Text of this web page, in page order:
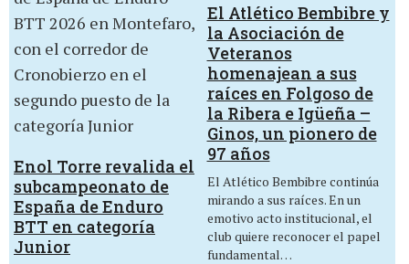
Enol Torre revalida el
subcampeonato de
España de Enduro
BTT en categoría
Junior
El Atlético Bembibre y
la Asociación de
Veteranos
homenajean a sus
raíces en Folgoso de
la Ribera e Igüeña –
Ginos, un pionero de
97 años
El Atlético Bembibre continúa
mirando a sus raíces. En un
emotivo acto institucional, el
club quiere reconocer el papel
fundamental…